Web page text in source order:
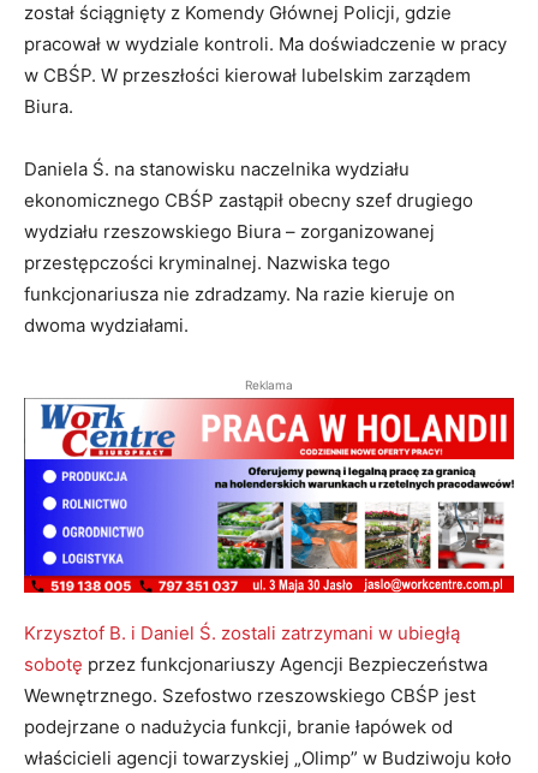
został ściągnięty z Komendy Głównej Policji, gdzie
pracował w wydziale kontroli. Ma doświadczenie w pracy
w CBŚP. W przeszłości kierował lubelskim zarządem
Biura.
Daniela Ś. na stanowisku naczelnika wydziału
ekonomicznego CBŚP zastąpił obecny szef drugiego
wydziału rzeszowskiego Biura – zorganizowanej
przestępczości kryminalnej. Nazwiska tego
funkcjonariusza nie zdradzamy. Na razie kieruje on
dwoma wydziałami.
Reklama
Krzysztof B. i Daniel Ś. zostali zatrzymani w ubiegłą
sobotę przez funkcjonariuszy Agencji Bezpieczeństwa
Wewnętrznego. Szefostwo rzeszowskiego CBŚP jest
podejrzane o nadużycia funkcji, branie łapówek od
właścicieli agencji towarzyskiej „Olimp” w Budziwoju koło